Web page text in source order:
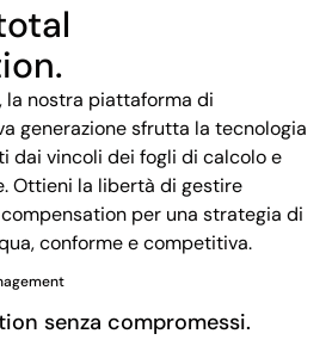
la nostra piattaforma di
generazione sfrutta la tecnologia
dai vincoli dei fogli di calcolo e
Ottieni la libertà di gestire
per una strategia di
conforme e competitiva.
senza compromessi.